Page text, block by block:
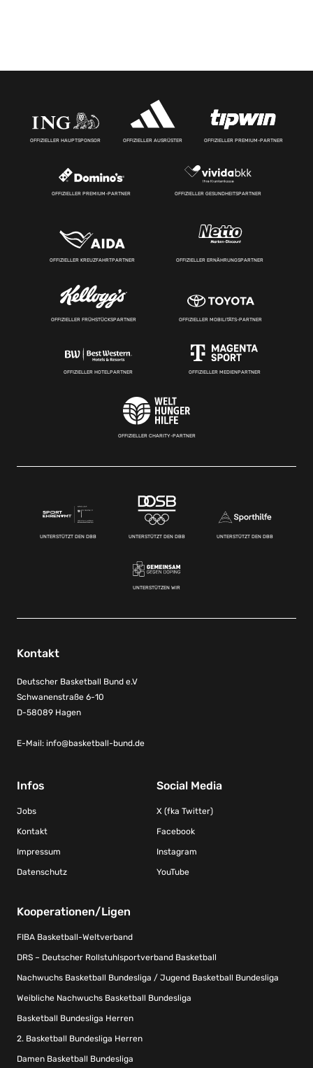
OFFIZIELLER HAUPTSPONSOR OFFIZIELLER AUSRÜSTER OFFIZIELLER PREMIUM-PARTNER
OFFIZIELLER PREMIUM-PARTNER OFFIZIELLER GESUNDHEITSPARTNER
OFFIZIELLER KREUZFAHRTPARTNER OFFIZIELLER ERNÄHRUNGSPARTNER
OFFIZIELLER FRÜHSTÜCKSPARTNER OFFIZIELLER MOBILITÄTS-PARTNER
OFFIZIELLER HOTELPARTNER OFFIZIELLER MEDIENPARTNER
OFFIZIELLER CHARITY-PARTNER
UNTERSTÜTZT DEN DBB UNTERSTÜTZT DEN DBB UNTERSTÜTZT DEN DBB
UNTERSTÜTZEN WIR
Kontakt
Deutscher Basketball Bund e.V
Schwanenstraße 6-10
D-58089 Hagen
E-Mail: info@basketball-bund.de
Infos
Jobs
Kontakt
Impressum
Datenschutz
Social Media
X (fka Twitter)
Facebook
Instagram
YouTube
Kooperationen/Ligen
FIBA Basketball-Weltverband
DRS – Deutscher Rollstuhlsportverband Basketball
Nachwuchs Basketball Bundesliga / Jugend Basketball Bundesliga
Weibliche Nachwuchs Basketball Bundesliga
Basketball Bundesliga Herren
2. Basketball Bundesliga Herren
Damen Basketball Bundesliga